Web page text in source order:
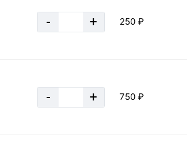
- + 250 ₽
- + 750 ₽